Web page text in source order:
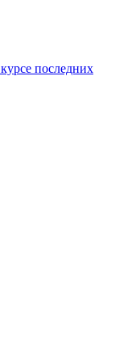
последних